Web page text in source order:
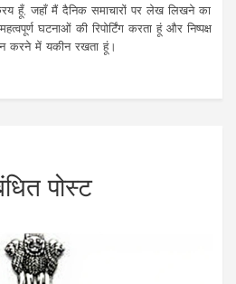
हूँ, जहाँ मैं दैनिक समाचारों पर लेख लिखने का
घटनाओं की रिपोर्टिंग करता हूं और निष्पक्ष
करने में यकीन रखता हूं।
पोस्ट